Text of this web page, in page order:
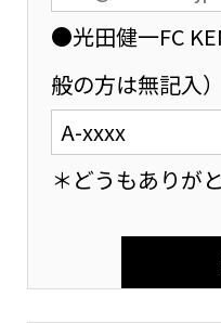
●光田健一FC
般の方は無記入）
＊どうもありが